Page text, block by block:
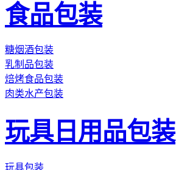
食品包装
糖烟酒包装
乳制品包装
焙烤食品包装
肉类水产包装
玩具日用品包装
玩具包装